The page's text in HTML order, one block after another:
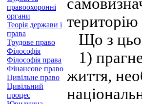
правоохоронні
органи
Теорія держави і
права
Трудове право
Філософія
Філософія права
Фінансове право
Цивільне право
Цивільний
процес
територію
Що з
1)
життя,